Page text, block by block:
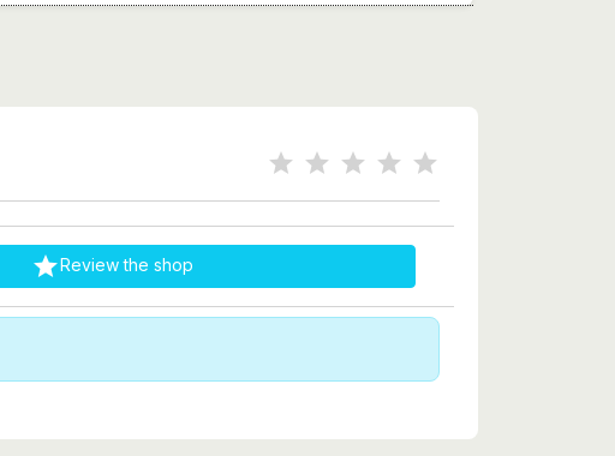
Review the shop